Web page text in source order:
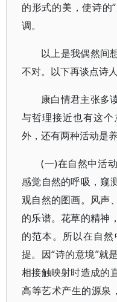
的形式的美，使诗的
调。
以上是我偶然间
不对。以下再谈点诗
康白情君主张多
与哲理接近也有这
外，还有两种活动是
(一)在自然中活
感觉自然的呼吸，窥
观自然的图画。风声
的乐谱。花草的精神
的范本。所以在自
提。因“诗的意境”就
相接触映射时造成的
高等艺术产生的源泉